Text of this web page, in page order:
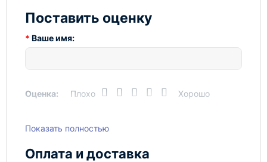
Габариты, ДхШхВ, мм
Грузоподъемность
Поставить оценку
Ваше имя:
Оценка: Плохо Хорошо
Написать отзыв
Показать полностью
Оплата и доставка